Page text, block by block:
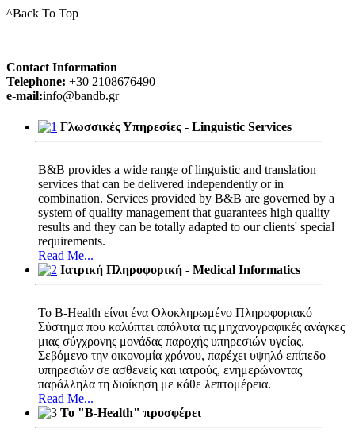
^Back To Top
Contact Information
Telephone: +30 2108676490
e-mail:info@bandb.gr
Γλωσσικές Υπηρεσίες - Linguistic Services
Β&Β provides a wide range of linguistic and translation
services that can be delivered independently or in
combination. Services provided by Β&Β are governed by a
system of quality management that guarantees high quality
results and they can be totally adapted to our clients' special
requirements.
Read Me...
Ιατρική Πληροφορική - Medical Informatics
Το B-Health είναι ένα Ολοκληρωμένο Πληροφοριακό
Σύστημα που καλύπτει απόλυτα τις μηχανογραφικές ανάγκες
μιας σύγχρονης μονάδας παροχής υπηρεσιών υγείας.
Σεβόμενο την οικονομία χρόνου, παρέχει υψηλό επίπεδο
υπηρεσιών σε ασθενείς και ιατρούς, ενημερώνοντας
παράλληλα τη διοίκηση με κάθε λεπτομέρεια.
Read Me...
Το "B-Health" προσφέρει